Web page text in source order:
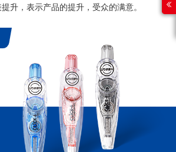
升，表示产品的提升，受众的满意。